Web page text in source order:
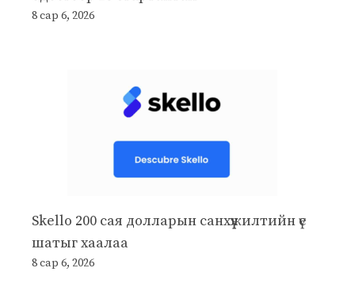
8 сар 6, 2026
Skello 200 сая долларын санхүүжилтийн үе
шатыг хаалаа
8 сар 6, 2026